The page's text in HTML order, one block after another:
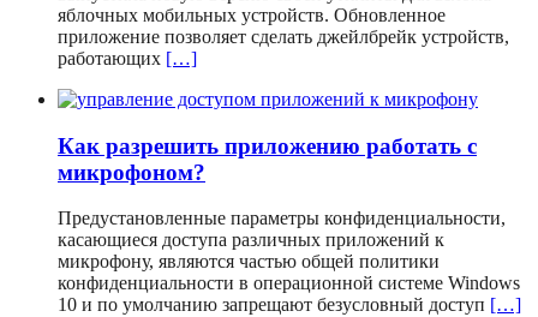
яблочных мобильных устройств. Обновленное
приложение позволяет сделать джейлбрейк устройств,
работающих […]
Как разрешить приложению работать с
микрофоном?
Предустановленные параметры конфиденциальности,
касающиеся доступа различных приложений к
микрофону, являются частью общей политики
конфиденциальности в операционной системе Windows
10 и по умолчанию запрещают безусловный доступ […]